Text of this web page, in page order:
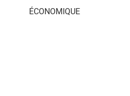
ÉCONOMIQUE